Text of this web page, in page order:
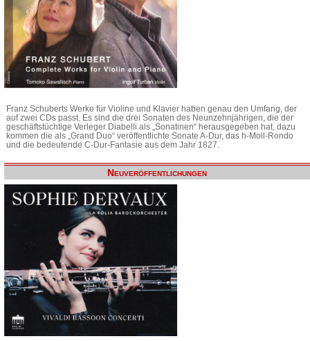
Franz Schuberts Werke für Violine und Klavier haben genau den Umfang, der
auf zwei CDs passt. Es sind die drei Sonaten des Neunzehnjährigen, die der
geschäftstüchtige Verleger Diabelli als „Sonatinen“ herausgegeben hat, dazu
kommen die als „Grand Duo“ veröffentlichte Sonate A-Dur, das h-Moll-Rondo
und die bedeutende C-Dur-Fantasie aus dem Jahr 1827.
Neuveröffentlichungen